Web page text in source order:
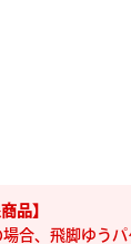
品】
合、飛脚ゆうパ